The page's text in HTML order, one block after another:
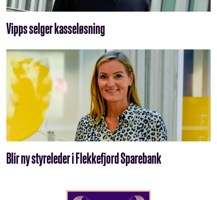
Vipps selger kasseløsning
Blir ny styreleder i Flekkefjord Sparebank